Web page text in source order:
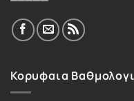
Κορυφαια